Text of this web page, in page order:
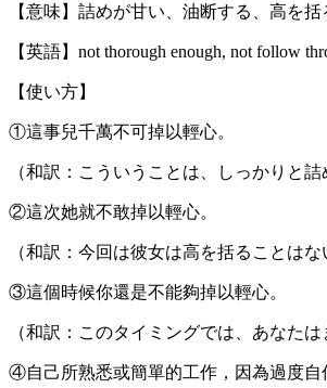
【意味】詰めが甘い、油断する、高を括
【英語】not thorough enough, not follow
【使い方】
①這事兒千萬不可掉以輕心。
（和訳：こういうことは、しっかりと詰
②這次她就不敢掉以輕心。
（和訳：今回は彼女は高を括ることはな
③這個時候你還是不能夠掉以輕心。
（和訳：このタイミングでは、あなた
④自己所熟悉或簡單的工作，因為過度自